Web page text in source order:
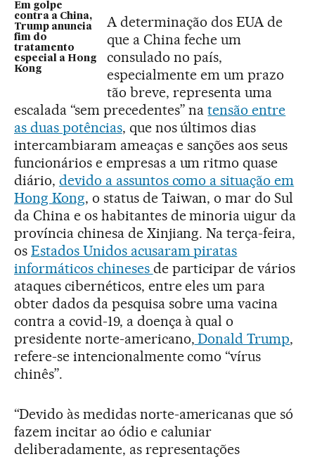
Em golpe
contra a China,
Trump anuncia
fim do
tratamento
especial a Hong
Kong
A determinação dos EUA de
que a China feche um
consulado no país,
especialmente em um prazo
tão breve, representa uma
escalada “sem precedentes” natensão entre
as duas potências, que nos últimos dias
intercambiaram ameaças e sanções aos seus
funcionários e empresas a um ritmo quase
diário, devido a assuntos como a situação em
Hong Kong, o status de Taiwan, o mar do Sul
da China e os habitantes de minoria uigur da
província chinesa de Xinjiang. Na terça-feira,
os Estados Unidos acusaram piratas
informáticos chineses de participar de vários
ataques cibernéticos, entre eles um para
obter dados da pesquisa sobre uma vacina
contra a covid-19, a doença à qual o
presidente norte-americano, Donald Trump,
refere-se intencionalmente como “vírus
chinês”.
“Devido às medidas norte-americanas que só
fazem incitar ao ódio e caluniar
deliberadamente, as representações